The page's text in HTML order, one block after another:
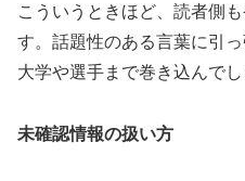
こういうときほど、読者側
す。話題性のある言葉に引
大学や選手まで巻き込んで
未確認情報の扱い方